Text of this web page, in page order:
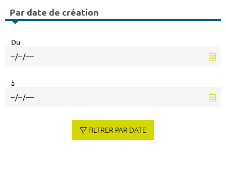
Par date de création
Du
à
FILTRER PAR DATE